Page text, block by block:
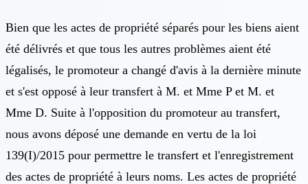
Bien que les actes de propriété séparés pour les biens aient
été délivrés et que tous les autres problèmes aient été
légalisés, le promoteur a changé d'avis à la dernière minute
et s'est opposé à leur transfert à M. et Mme P et M. et
Mme D. Suite à l'opposition du promoteur au transfert,
nous avons déposé une demande en vertu de la loi
139(I)/2015 pour permettre le transfert et l'enregistrement
des actes de propriété à leurs noms. Les actes de propriété